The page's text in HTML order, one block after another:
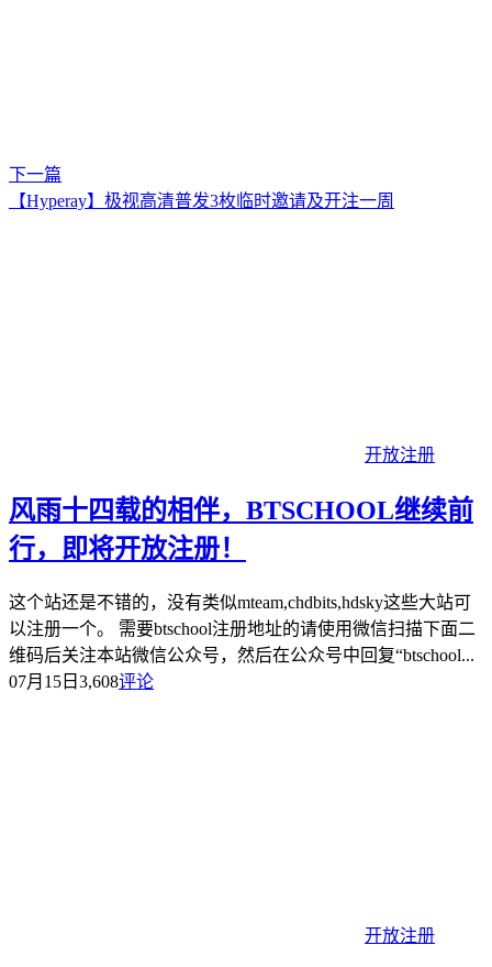
下一篇
【Hyperay】极视高清普发3枚临时邀请及开注一周
开放注册
风雨十四载的相伴，BTSCHOOL继续前
行，即将开放注册！
这个站还是不错的，没有类似mteam,chdbits,hdsky这些大站可
以注册一个。 需要btschool注册地址的请使用微信扫描下面二
维码后关注本站微信公众号，然后在公众号中回复“btschool...
07月15日 3,608评论
开放注册